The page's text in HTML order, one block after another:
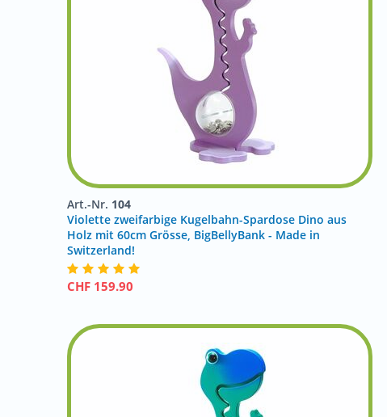
Art.-Nr. 104
Violette zweifarbige Kugelbahn-Spardose Dino aus
Holz mit 60cm Grösse, BigBellyBank - Made in
Switzerland!
CHF 159.90